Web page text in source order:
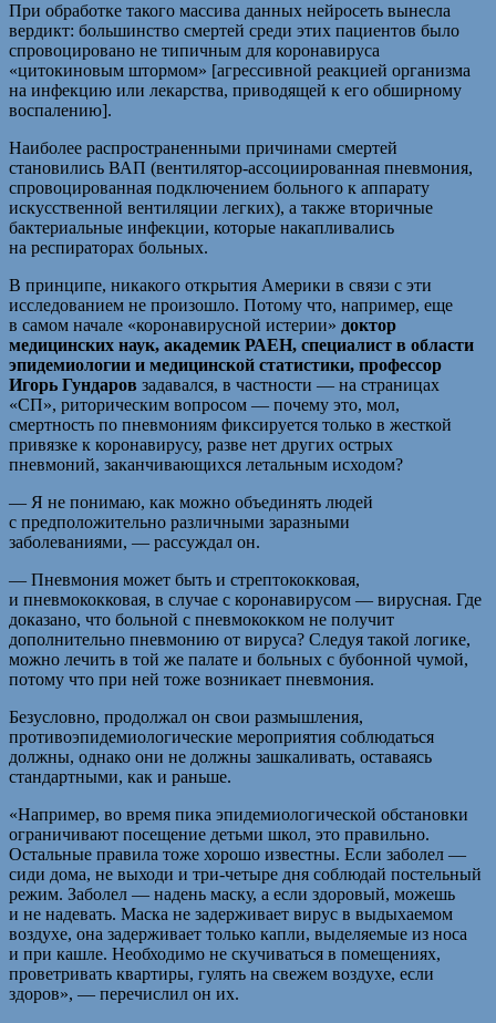
При обработке такого массива данных нейросеть вынесла
вердикт: большинство смертей среди этих пациентов было
спровоцировано не типичным для коронавируса
«цитокиновым штормом» [агрессивной реакцией организма
на инфекцию или лекарства, приводящей к его обширному
воспалению].
Наиболее распространенными причинами смертей
становились ВАП (вентилятор-ассоциированная пневмония,
спровоцированная подключением больного к аппарату
искусственной вентиляции легких), а также вторичные
бактериальные инфекции, которые накапливались
на респираторах больных.
В принципе, никакого открытия Америки в связи с эти
исследованием не произошло. Потому что, например, еще
в самом начале «коронавирусной истерии» доктор
медицинских наук, академик РАЕН, специалист в области
эпидемиологии и медицинской статистики, профессор
Игорь Гундаров задавался, в частности — на страницах
«СП», риторическим вопросом — почему это, мол,
смертность по пневмониям фиксируется только в жесткой
привязке к коронавирусу, разве нет других острых
пневмоний, заканчивающихся летальным исходом?
— Я не понимаю, как можно объединять людей
с предположительно различными заразными
заболеваниями, — рассуждал он.
— Пневмония может быть и стрептококковая,
и пневмококковая, в случае с коронавирусом — вирусная. Где
доказано, что больной с пневмококком не получит
дополнительно пневмонию от вируса? Следуя такой логике,
можно лечить в той же палате и больных с бубонной чумой,
потому что при ней тоже возникает пневмония.
Безусловно, продолжал он свои размышления,
противоэпидемиологические мероприятия соблюдаться
должны, однако они не должны зашкаливать, оставаясь
стандартными, как и раньше.
«Например, во время пика эпидемиологической обстановки
ограничивают посещение детьми школ, это правильно.
Остальные правила тоже хорошо известны. Если заболел —
сиди дома, не выходи и три-четыре дня соблюдай постельный
режим. Заболел — надень маску, а если здоровый, можешь
и не надевать. Маска не задерживает вирус в выдыхаемом
воздухе, она задерживает только капли, выделяемые из носа
и при кашле. Необходимо не скучиваться в помещениях,
проветривать квартиры, гулять на свежем воздухе, если
здоров», — перечислил он их.